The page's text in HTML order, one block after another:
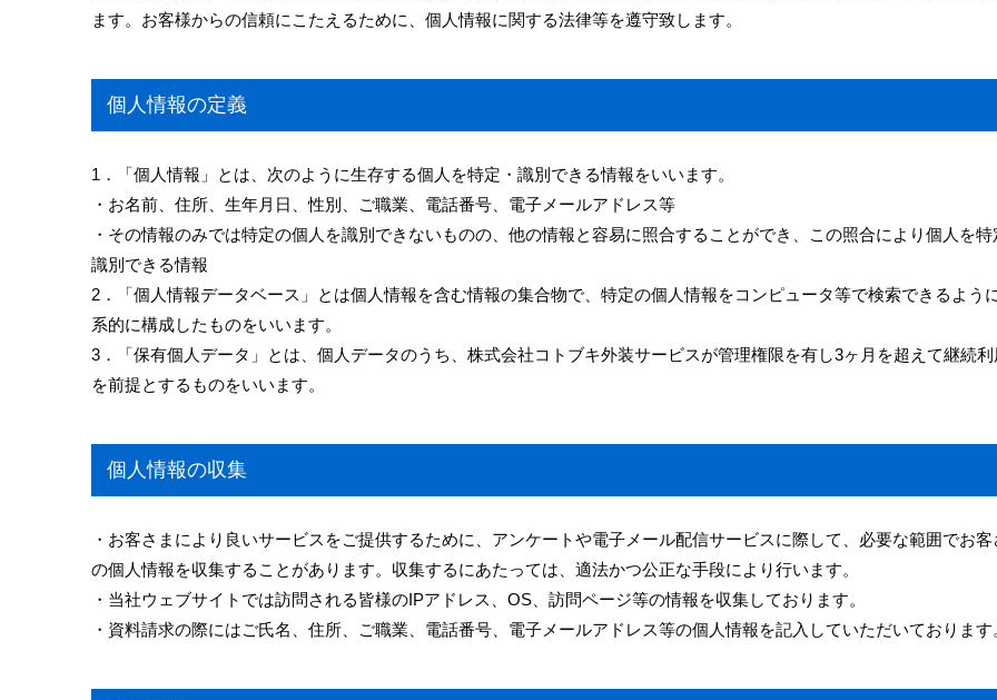
ます。お客様からの信頼にこたえるために、個人情報に関する法律等を遵守致します。
個人情報の定義
1．「個人情報」とは、次のように生存する個人を特定・識別できる情報をいいます。
・お名前、住所、生年月日、性別、ご職業、電話番号、電子メールアドレス等
・その情報のみでは特定の個人を識別できないものの、他の情報と容易に照合することができ、この照合により個人を特
識別できる情報
2．「個人情報データベース」とは個人情報を含む情報の集合物で、特定の個人情報をコンピュータ等で検索できるよう
系的に構成したものをいいます。
3．「保有個人データ」とは、個人データのうち、株式会社コトブキ外装サービスが管理権限を有し3ヶ月を超えて継続利
を前提とするものをいいます。
個人情報の収集
・お客さまにより良いサービスをご提供するために、アンケートや電子メール配信サービスに際して、必要な範囲でお客
の個人情報を収集することがあります。収集するにあたっては、適法かつ公正な手段により行います。
・当社ウェブサイトでは訪問される皆様のIPアドレス、OS、訪問ページ等の情報を収集しております。
・資料請求の際にはご氏名、住所、ご職業、電話番号、電子メールアドレス等の個人情報を記入していただいております